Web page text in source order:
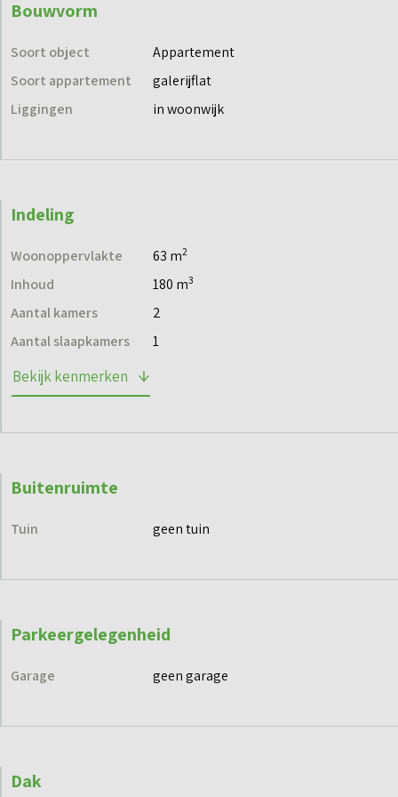
Bouwvorm
Soort object
Appartement
Soort appartement
galerijflat
Liggingen
in woonwijk
Indeling
Woonoppervlakte 63 m2
Inhoud 180 m3
Aantal kamers
2
Aantal slaapkamers
1
Bekijk kenmerken
Buitenruimte
Tuin geen tuin
Parkeergelegenheid
Garage geen garage
Dak